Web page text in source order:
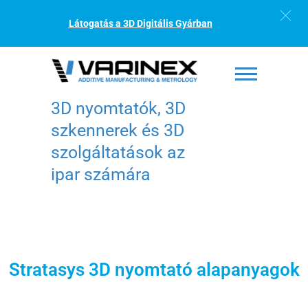
Látogatás a 3D Digitális Gyárban
3D nyomtatók, 3D
szkennerek és 3D
szolgáltatások az
ipar számára
Stratasys 3D nyomtató alapanyagok